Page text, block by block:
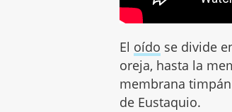
El oído se divide
oreja, hasta la
membrana
de Eustaquio.